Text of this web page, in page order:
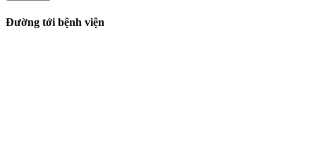
Đường tới bệnh viện